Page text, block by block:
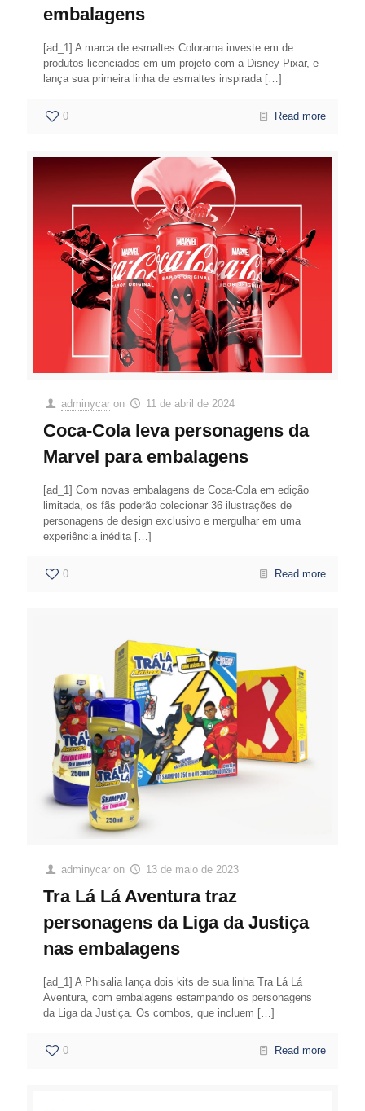
embalagens
[ad_1] A marca de esmaltes Colorama investe em de
produtos licenciados em um projeto com a Disney Pixar, e
lança sua primeira linha de esmaltes inspirada[…]
0 Read more
adminycar on 11 de abril de 2024
Coca-Cola leva personagens da
Marvel para embalagens
[ad_1] Com novas embalagens de Coca-Cola em edição
limitada, os fãs poderão colecionar 36 ilustrações de
personagens de design exclusivo e mergulhar em uma
experiência inédita […]
0 Read more
adminycar on 13 de maio de 2023
Tra Lá Lá Aventura traz
personagens da Liga da Justiça
nas embalagens
[ad_1] A Phisalia lança dois kits de sua linha Tra Lá Lá
Aventura, com embalagens estampando os personagens
da Liga da Justiça. Os combos, que incluem […]
0 Read more